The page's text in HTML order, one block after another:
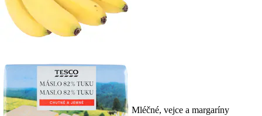
Mléčné, vejce a margaríny